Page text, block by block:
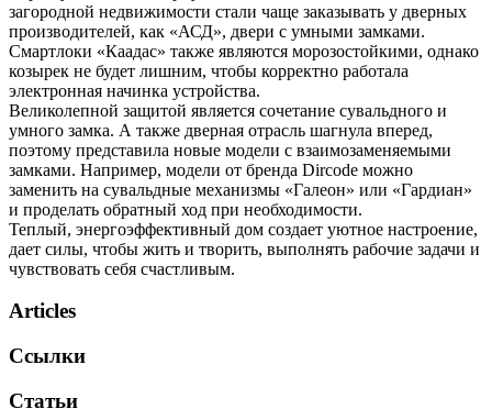
загородной недвижимости стали чаще заказывать у дверных
производителей, как «АСД», двери с умными замками.
Смартлоки «Каадас» также являются морозостойкими, однако
козырек не будет лишним, чтобы корректно работала
электронная начинка устройства.
Великолепной защитой является сочетание сувальдного и
умного замка. А также дверная отрасль шагнула вперед,
поэтому представила новые модели с взаимозаменяемыми
замками. Например, модели от бренда Dircode можно
заменить на сувальдные механизмы «Галеон» или «Гардиан»
и проделать обратный ход при необходимости.
Теплый, энергоэффективный дом создает уютное настроение,
дает силы, чтобы жить и творить, выполнять рабочие задачи и
чувствовать себя счастливым.
Articles
Ссылки
Статьи